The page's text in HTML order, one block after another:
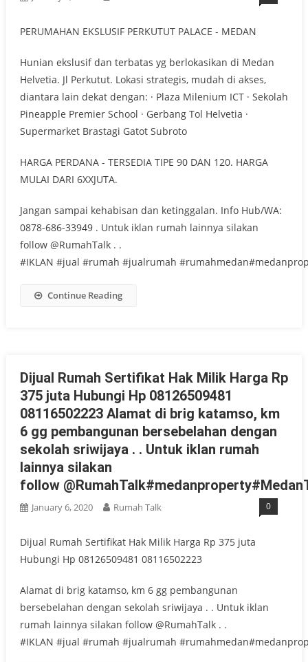
PERUMAHAN EKSLUSIF PERKUTUT PALACE - MEDAN
Hunian ekslusif dan terbatas yg berlokasikan di Medan
Helvetia. Jl Perkutut. Lokasi strategis, mudah di akses,
diantara lain dekat dengan: · Plaza Milenium ICT · Sekolah
Pineapple Premier School · Gerbang Tol Helvetia ·
Supermarket Brastagi Gatot Subroto
HARGA PERDANA - TERSEDIA TIPE 90 DAN 120. HARGA
MULAI DARI 6XXJUTA.
Jangan sampai kehabisan dan ketinggalan. Info Hub/WA:
0878-686-33949 . Untuk iklan rumah lainnya silakan
follow @RumahTalk . .
#IKLAN #jual #rumah #jualrumah
Continue Reading
Dijual Rumah Sertifikat Hak Milik Harga Rp
375 juta Hubungi Hp 08126509481
08116502223 Alamat di brig katamso, km
6 gg pembangunan bersebelahan dengan
sekolah sriwijaya . . Untuk iklan rumah
lainnya silakan
follow
January 6, 2020 Rumah Talk 0
Dijual Rumah Sertifikat Hak Milik Harga Rp 375 juta
Hubungi Hp 08126509481 08116502223
Alamat di brig katamso, km 6 gg pembangunan
bersebelahan dengan sekolah sriwijaya . . Untuk iklan
rumah lainnya silakan follow @RumahTalk . .
#IKLAN #jual #rumah #jualrumah